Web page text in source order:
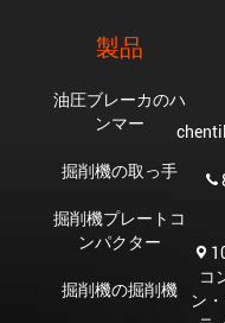
製品
油圧ブレーカのハ
ンマー
掘削機の取っ手
掘削機プレートコ
ンパクター
掘削機の掘削機
コ
ン